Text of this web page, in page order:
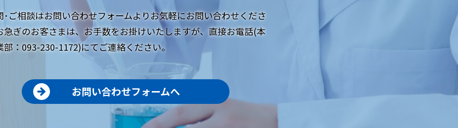
･ご相談はお問い合わせフォームよりお気軽にお問い合わせくださ
急ぎのお客さまは、お手数をお掛けいたしますが、直接お電話(本
部：093-230-1172)にてご連絡ください。
お問い合わせフォームへ